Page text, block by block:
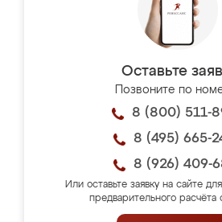
Оставьте
Позвоните по
8 (800) 511-
8 (495) 665-
8 (926) 409-
Или оставьте заявку на сайте
предварительного расчёта